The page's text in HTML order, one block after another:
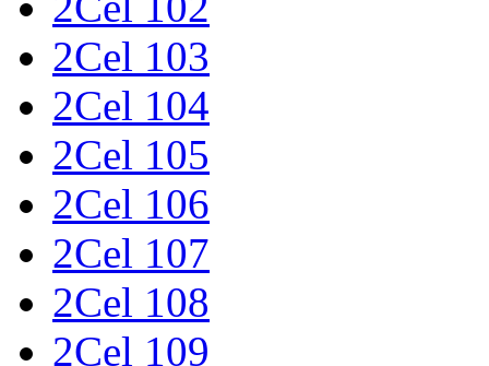
2Cel 103
2Cel 104
2Cel 105
2Cel 106
2Cel 107
2Cel 108
2Cel 109